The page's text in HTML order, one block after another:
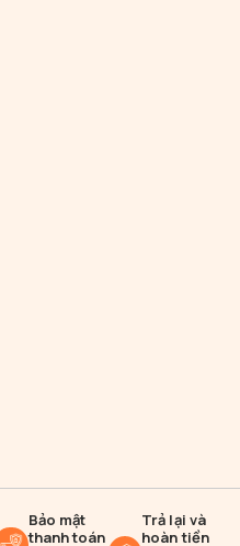
Bảo mật
thanh toán
Trả lại và
hoàn tiền